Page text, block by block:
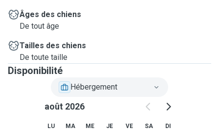
Âges des chiens
De tout âge
Tailles des chiens
De toute taille
Disponibilité
Hébergement
août 2026
LU MA ME JE VE SA DI